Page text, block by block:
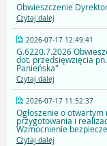
Obwieszczenie
Czytaj dalej
2026-07-17 12:49:41
G.6220.7.2026
dot. przedsięwzięcia
Panieńska"
Czytaj dalej
2026-07-17 11:52:37
Ogłoszenie o
przygotowania i
Wzmocnienie
Czytaj dalej